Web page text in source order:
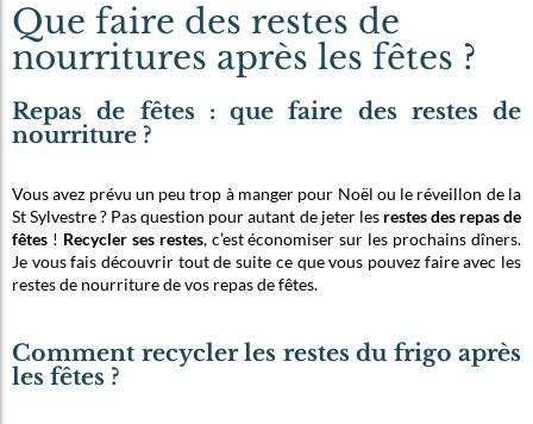
Que faire des restes de
nourritures après les fêtes ?
Repas de fêtes : que faire des restes de
nourriture ?
Vous avez prévu un peu trop à manger pour Noël ou le réveillon de la
St Sylvestre ? Pas question pour autant de jeter les restes des repas de
fêtes ! Recycler ses restes, c’est économiser sur les prochains dîners.
Je vous fais découvrir tout de suite ce que vous pouvez faire avec les
restes de nourriture de vos repas de fêtes.
Comment recycler les restes du frigo après
les fêtes ?